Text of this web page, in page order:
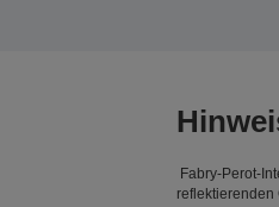
Fabry-Perot-
reflektierenden